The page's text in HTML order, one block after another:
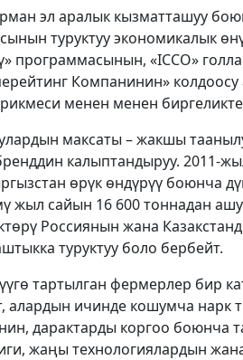
эл аралык кызматташуу
туруктуу экономикалык
программасынын, «ICCO»
Компанинин»
менен менен
максаты – жакшы
калыптандыруу. 2011-
өрүк өндүрүү боюнча
жыл сайын 16 600 тоннадан
Россиянын жана
туруктуу боло бербейт.
тартылган фермерлер бир
алардын ичинде кошумча нарк
дарактарды коргоо боюнча
жаңы технологиялардын